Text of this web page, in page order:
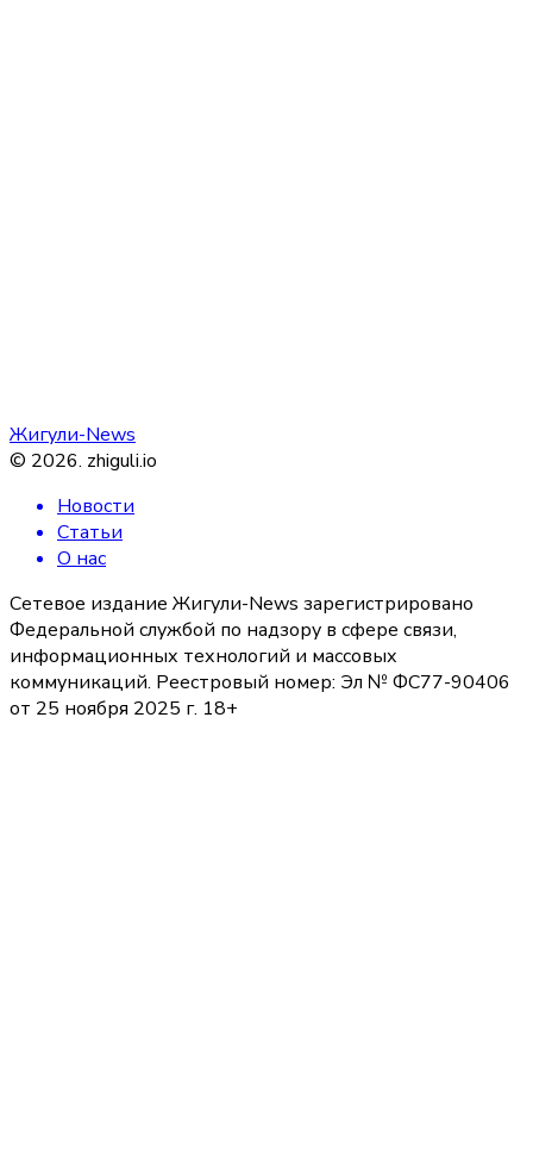
Жигули-News
© 2026. zhiguli.io
Новости
Статьи
О нас
Сетевое издание Жигули-News зарегистрировано
Федеральной службой по надзору в сфере связи,
информационных технологий и массовых
коммуникаций. Реестровый номер: Эл № ФС77-90406
от 25 ноября 2025 г. 18+